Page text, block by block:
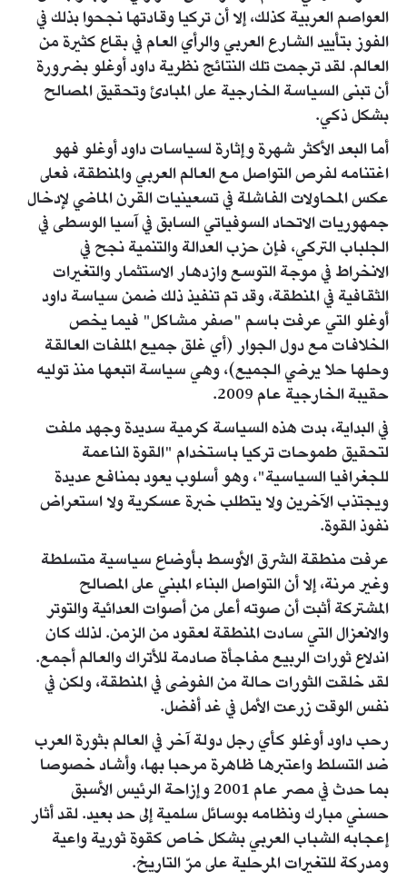
العواصم العربية كذلك، إلا أن تركيا وقادتها نجحوا بذلك في
الفوز بتأييد الشارع العربي والرأي العام في بقاع كثيرة من
العالم. لقد ترجمت تلك النتائج نظرية داود أوغلو بضرورة
أن تبنى السياسة الخارجية على المبادئ وتحقيق المصالح
بشكل ذكي.
أما البعد الأكثر شهرة وإثارة لسياسات داود أوغلو فهو
اغتنامه لفرص التواصل مع العالم العربي والمنطقة، فعلى
عكس المحاولات الفاشلة في تسعينيات القرن الماضي لإدخال
جمهوريات الاتحاد السوفياتي السابق في آسيا الوسطى في
الجلباب التركي، فإن حزب العدالة والتنمية نجح في
الانخراط في موجة التوسع وازدهار الاستثمار والتغيرات
الثقافية في المنطقة، وقد تم تنفيذ ذلك ضمن سياسة داود
أوغلو التي عرفت باسم "صفر مشاكل" فيما يخص
الخلافات مع دول الجوار (أي غلق جميع الملفات العالقة
وحلها حلا يرضي الجميع)، وهي سياسة اتبعها منذ توليه
حقيبة الخارجية عام 2009.
في البداية، بدت هذه السياسة كرمية سديدة وجهد ملفت
لتحقيق طموحات تركيا باستخدام "القوة الناعمة
للجغرافيا السياسية"، وهو أسلوب يعود بمنافع عديدة
ويجتذب الآخرين ولا يتطلب خبرة عسكرية ولا استعراض
نفوذ القوة.
عرفت منطقة الشرق الأوسط بأوضاع سياسية متسلطة
وغير مرنة، إلا أن التواصل البناء المبني على المصالح
المشتركة أثبت أن صوته أعلى من أصوات العدائية والتوتر
والانعزال التي سادت المنطقة لعقود من الزمن. لذلك كان
اندلاع ثورات الربيع مفاجأة صادمة للأتراك والعالم أجمع.
لقد خلقت الثورات حالة من الفوضى في المنطقة، ولكن في
نفس الوقت زرعت الأمل في غد أفضل.
رحب داود أوغلو كأي رجل دولة آخر في العالم بثورة العرب
ضد التسلط واعتبرها ظاهرة مرحبا بها، وأشاد خصوصا
بما حدث في مصر عام 2001 وإزاحة الرئيس الأسبق
حسني مبارك ونظامه بوسائل سلمية إلى حد بعيد. لقد أثار
إعجابه الشباب العربي بشكل خاص كقوة ثورية واعية
ومدركة للتغيرات المرحلية على مرّ التاريخ.